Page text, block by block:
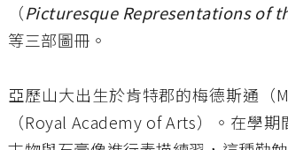
（Picturesque Representations of
等三部圖冊。
亞歷山大出生於肯特郡的梅德斯通
（Royal Academy of Arts）。在學